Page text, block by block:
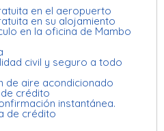
en el aeropuerto
en su alojamiento
en la oficina de Mambo
civil y seguro a todo
de aire acondicionado
crédito
instantánea.
de crédito